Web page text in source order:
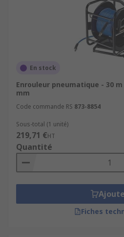
En stock
Enrouleur pneumatique - 30 m
mm
Code commande RS 873-8854
Sous-total (1 unité)
219,71 €HT
Quantité
Fiches